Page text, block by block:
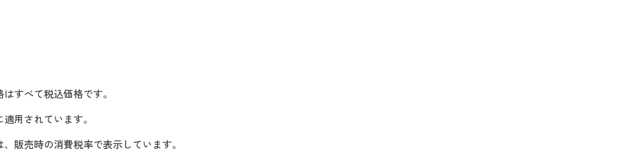
すべて税込価格です。
用されています。
販売時の消費税率で表示しています。